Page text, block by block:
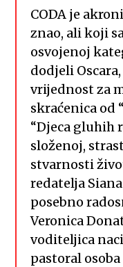
CODA je
znao, ali koji
osvojenoj
dodjeli
vrijednost za
skraćenica od
“Djeca gluhih
složenoj,
stvarnosti
redatelja
posebno
Veronica
voditeljica
pastoral